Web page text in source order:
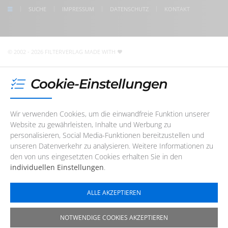
SUCHE IMPRESSUM DATENSCHUTZ KONTAKT
© 2002 - 2026 FILTERVERLAG MADE WITH
Cookie-Einstellungen
Wir verwenden Cookies, um die einwandfreie Funktion unserer
Website zu gewährleisten, Inhalte und Werbung zu
personalisieren, Social Media-Funktionen bereitzustellen und
unseren Datenverkehr zu analysieren. Weitere Informationen zu
den von uns eingesetzten Cookies erhalten Sie in den
individuellen Einstellungen.
ALLE AKZEPTIEREN
NOTWENDIGE COOKIES AKZEPTIEREN